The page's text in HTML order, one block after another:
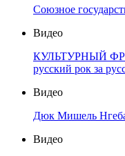
Союзное
Видео
КУЛЬТУРНЫЙ
русский рок за
Видео
Дюк Мишель
Видео